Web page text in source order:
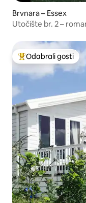
Brvnara – Essex
Utočište br. 2 –
Među najviše
Odabrali gosti